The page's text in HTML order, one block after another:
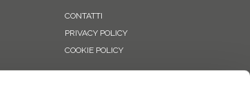
CONTATTI
PRIVACY POLICY
COOKIE POLICY